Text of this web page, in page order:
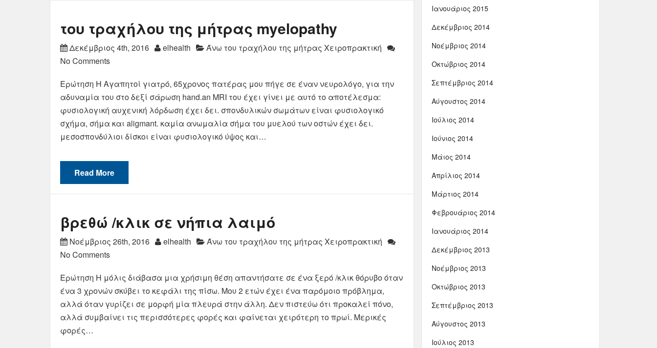
του τραχήλου της μήτρας myelopathy
Δεκέμβριος 4th, 2016 elhealth
Άνω του τραχήλου της μήτρας Χειροπρακτική
No Comments
Ερώτηση Η Αγαπητοί γιατρό, 65χρονος πατέρας μου πήγε σε έναν νευρολόγο, για την
αδυναμία του στο δεξί σάρωση hand.an MRI του έχει γίνει με αυτό το αποτέλεσμα:
φυσιολογική αυχενική λόρδωση έχει δει. σπονδυλικών σωμάτων είναι φυσιολογικό
σχήμα, σήμα και aligmant. καμία ανωμαλία σήμα του μυελού των οστών έχει δει.
μεσοσπονδύλιοι δίσκοι είναι φυσιολογικό ύψος και…
Read More
βρεθώ /κλικ σε νήπια λαιμό
Νοέμβριος 26th, 2016 elhealth
Άνω του τραχήλου της μήτρας Χειροπρακτική
No Comments
Ερώτηση Η μόλις διάβασα μια χρήσιμη θέση απαντήσατε σε ένα ξερό /κλικ θόρυβο όταν
ένα 3 χρονών σκύβει το κεφάλι της πίσω. Μου 2 ετών έχει ένα παρόμοιο πρόβλημα,
αλλά όταν γυρίζει σε μορφή μία πλευρά στην άλλη. Δεν πιστεύω ότι προκαλεί πόνο,
αλλά συμβαίνει τις περισσότερες φορές και φαίνεται χειρότερη το πρωί. Μερικές
φορές…
Ιανουάριος 2015
Δεκέμβριος 2014
Νοέμβριος 2014
Οκτώβριος 2014
Σεπτέμβριος 2014
Αύγουστος 2014
Ιούλιος 2014
Ιούνιος 2014
Μάιος 2014
Απρίλιος 2014
Μάρτιος 2014
Φεβρουάριος 2014
Ιανουάριος 2014
Δεκέμβριος 2013
Νοέμβριος 2013
Οκτώβριος 2013
Σεπτέμβριος 2013
Αύγουστος 2013
Ιούλιος 2013